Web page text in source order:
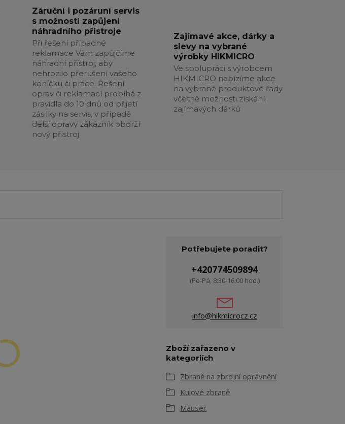
Záruční i pozáruní servis
s možností zapůjení
náhradního přístroje
Při řešení případné
reklamace Vám zapůjčíme
náhradní přístroj, aby
nehrozilo přerušení vašeho
koníčku či práce. Řešení
oprav či reklamací probíhá z
pravidla do 10 dnů od přijetí
zásilky na servis, v případě
delší opravy zákazník obdrží
nový přístroj
Zajímavé akce, dárky a
slevy na vybrané
výrobky HIKMICRO
Ve spolupráci s výrobcem
HIKMICRO nabízíme akce
na vybrané produktové řady
včetně možnosti získání
zajímavých dárků
Potřebujete poradit?
+420774509894
(Po-Pá, 8:30-16:00 hod.)
info@hikmicrocz.cz
Zboží zařazeno v
kategoriích
Zbraně na zbrojní oprávnění
Kulové zbraně
Mauser